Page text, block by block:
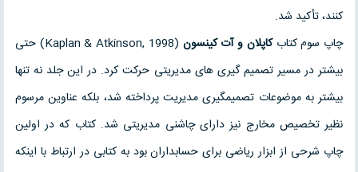
کنند، تأکید شد.
چاپ سوم کتابکاپلان و آت کینسون
(Kaplan & Atkinson, 1998) حتی
بیشتر در مسیر تصمیم گیری های مدیریتی حرکت کرد. در این جلد نه تنها
بیشتر به موضوعات تصمیمگیری مدیریت پرداخته شد، بلکه عناوین مرسوم
نظیر تخصیص مخارج نیز دارای چاشنی مدیریتی شد. کتاب که در اولین
چاپ شرحی از ابزار ریاضی برای حسابداران بود به کتابی در ارتباط با اینکه